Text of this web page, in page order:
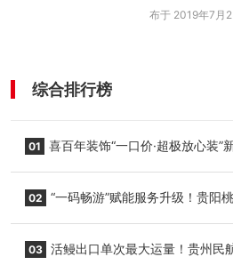
布于 2019年7月
综合排行榜
01 喜百年装饰“一口价·超极放心装”
02 “一码畅游”赋能服务升级！贵阳
03 活鳗出口单次最大运量！贵州民